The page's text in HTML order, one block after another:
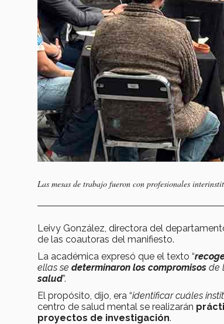
Las mesas de trabajo fueron con profesionales
Leivy González, directora del
de las coautoras del manifiesto.
La académica expresó que el texto “
ellas se determinaron los compromisos de
salud”.
El propósito, dijo, era “identificar cuáles
centro de salud mental se realizarán
proyectos de investigación.